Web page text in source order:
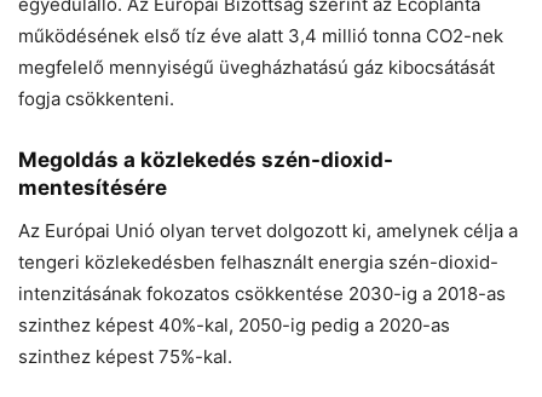
működésének első tíz éve alatt 3,4 millió tonna CO2-nek
megfelelő mennyiségű üvegházhatású gáz kibocsátását
fogja csökkenteni.
Megoldás a közlekedés szén-dioxid-
mentesítésére
Az Európai Unió olyan tervet dolgozott ki, amelynek célja a
tengeri közlekedésben felhasznált energia szén-dioxid-
intenzitásának fokozatos csökkentése 2030-ig a 2018-as
szinthez képest 40%-kal, 2050-ig pedig a 2020-as
szinthez képest 75%-kal.